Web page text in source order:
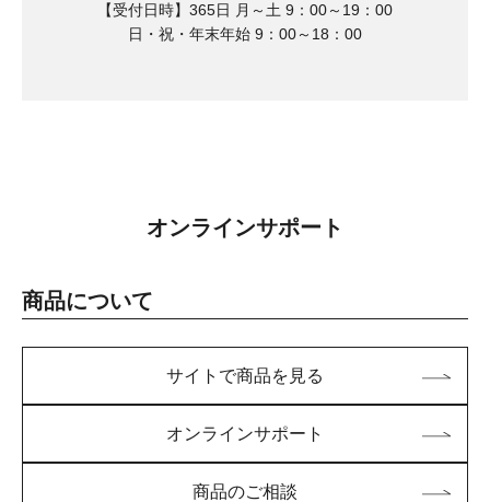
【受付日時】365日 月～土 9：00～19：00
日・祝・年末年始 9：00～18：00
オンラインサポート
商品について
サイトで商品を見る
オンラインサポート
商品のご相談